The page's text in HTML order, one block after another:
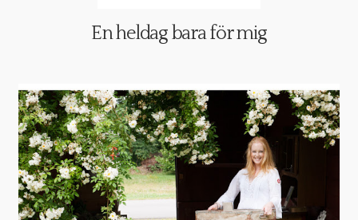
En heldag bara för mig